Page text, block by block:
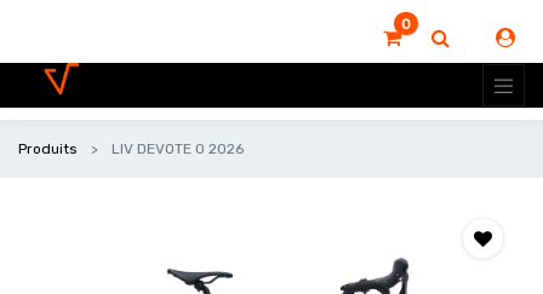
0
Produits LIV DEVOTE 0 2026